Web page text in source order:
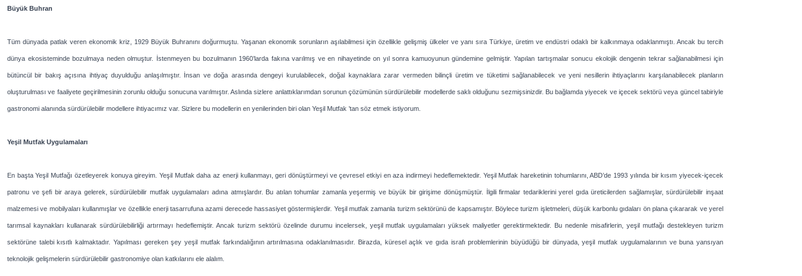
Büyük Buhran
Tüm dünyada patlak veren ekonomik kriz, 1929 Büyük Buhranını doğurmuştu. Yaşanan ekonomik sorunların aşılabilmesi için özellikle gelişmiş ülkeler ve yanı sıra Türkiye, üretim ve endüstri odaklı bir kalkınmaya odaklanmıştı. Ancak bu tercih
dünya ekosisteminde bozulmaya neden olmuştur. İstenmeyen bu bozulmanın 1960’larda fakına varılmış ve en nihayetinde on yıl sonra kamuoyunun gündemine gelmiştir. Yapılan tartışmalar sonucu ekolojik dengenin tekrar sağlanabilmesi için
bütüncül bir bakış açısına ihtiyaç duyulduğu anlaşılmıştır. İnsan ve doğa arasında dengeyi kurulabilecek, doğal kaynaklara zarar vermeden bilinçli üretim ve tüketimi sağlanabilecek ve yeni nesillerin ihtiyaçlarını karşılanabilecek planların
oluşturulması ve faaliyete geçirilmesinin zorunlu olduğu sonucuna varılmıştır. Aslında sizlere anlattıklarımdan sorunun çözümünün sürdürülebilir modellerde saklı olduğunu sezmişsinizdir. Bu bağlamda yiyecek ve içecek sektörü veya güncel tabiriyle
gastronomi alanında sürdürülebilir modellere ihtiyacımız var. Sizlere bu modellerin en yenilerinden biri olan Yeşil Mutfak ’tan söz etmek istiyorum.
Yeşil Mutfak Uygulamaları
En başta Yeşil Mutfağı özetleyerek konuya gireyim. Yeşil Mutfak daha az enerji kullanmayı, geri dönüştürmeyi ve çevresel etkiyi en aza indirmeyi hedeflemektedir. Yeşil Mutfak hareketinin tohumlarını, ABD’de 1993 yılında bir kısım yiyecek-içecek
patronu ve şefi bir araya gelerek, sürdürülebilir mutfak uygulamaları adına atmışlardır. Bu atılan tohumlar zamanla yeşermiş ve büyük bir girişime dönüşmüştür. İlgili firmalar tedariklerini yerel gıda üreticilerden sağlamışlar, sürdürülebilir inşaat
malzemesi ve mobilyaları kullanmışlar ve özellikle enerji tasarrufuna azami derecede hassasiyet göstermişlerdir. Yeşil mutfak zamanla turizm sektörünü de kapsamıştır. Böylece turizm işletmeleri, düşük karbonlu gıdaları ön plana çıkararak ve yerel
tarımsal kaynakları kullanarak sürdürülebilirliği artırmayı hedeflemiştir. Ancak turizm sektörü özelinde durumu incelersek, yeşil mutfak uygulamaları yüksek maliyetler gerektirmektedir. Bu nedenle misafirlerin, yeşil mutfağı destekleyen turizm
sektörüne talebi kısıtlı kalmaktadır. Yapılması gereken şey yeşil mutfak farkındalığının artırılmasına odaklanılmasıdır. Birazda, küresel açlık ve gıda israfı problemlerinin büyüdüğü bir dünyada, yeşil mutfak uygulamalarının ve buna yansıyan
teknolojik gelişmelerin sürdürülebilir gastronomiye olan katkılarını ele alalım.